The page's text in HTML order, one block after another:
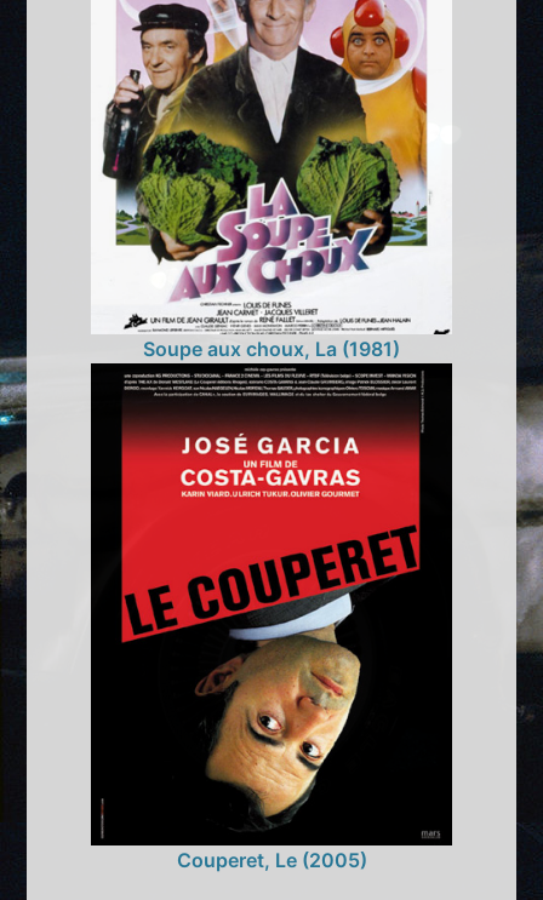
Soupe aux choux, La (1981)
Couperet, Le (2005)